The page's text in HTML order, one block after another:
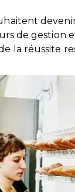
de gestion
la réussite